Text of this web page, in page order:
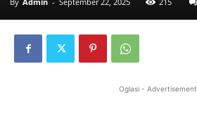
Oglasi - Advertisement